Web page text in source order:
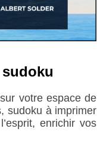
votre espace de
sudoku à imprimer
enrichir vos